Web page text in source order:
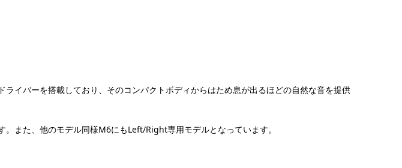
イバーを搭載しており、そのコンパクトボディからはため息が出るほどの自然な音を提供
また、他のモデル同様M6にもLeft/Right専用モデルとなっています。